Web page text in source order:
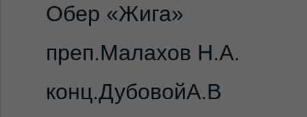
Обер «Жига»
преп.Малахов Н.А.
конц.ДубовойА.В